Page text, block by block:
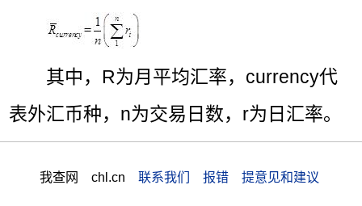
其中，R为月平均汇率，currency代
表外汇币种，n为交易日数，r为日汇率。
我查网 chl.cn 联系我们 报错 提意见和建议